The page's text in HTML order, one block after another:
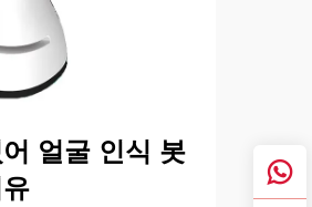
얼굴 인식 봇
의
을